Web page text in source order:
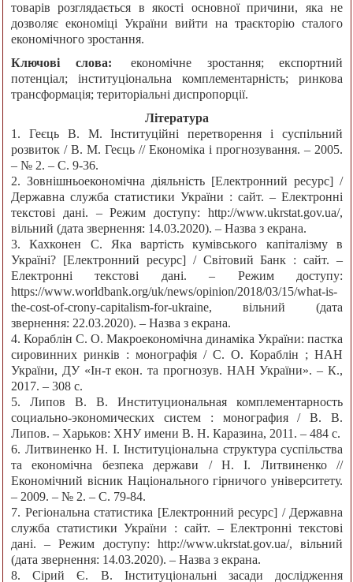
товарів розглядається в якості основної причини, яка не
дозволяє економіці України вийти на траєкторію сталого
економічного зростання.
Ключові слова:
економічне зростання; експортний
потенціал; інституціональна комплементарність; ринкова
трансформація; територіальні диспропорції.
Література
1. Геєць В. М. Інституційні перетворення і суспільний
розвиток / В. М. Геєць // Економіка і прогнозування. – 2005.
– № 2. – С. 9-36.
2. Зовнішньоекономічна діяльність [Електронний ресурс] /
Державна служба статистики України : сайт. – Електронні
текстові дані. – Режим доступу: http://www.ukrstat.gov.ua/,
вільний (дата звернення: 14.03.2020). – Назва з екрана.
3. Кахконен С. Яка вартість кумівського капіталізму в
Україні? [Електронний ресурс] / Світовий Банк : сайт. –
Електронні текстові дані. – Режим доступу:
https://www.worldbank.org/uk/news/opinion/2018/03/15/what-is-
the-cost-of-crony-capitalism-for-ukraine, вільний (дата
звернення: 22.03.2020). – Назва з екрана.
4. Кораблін С. О. Макроекономічна динаміка України: пастка
сировинних ринків : монографія / С. О. Кораблін ; НАН
України, ДУ «Ін-т екон. та прогнозув. НАН України». – К.,
2017. – 308 с.
5. Липов В. В. Институциональная комплементарность
социально-экономических систем : монография / В. В.
Липов. – Харьков: ХНУ имени В. Н. Каразина, 2011. – 484 с.
6. Литвиненко Н. І. Інституціональна структура суспільства
та економічна безпека держави / Н. І. Литвиненко //
Економічний вісник Національного гірничого університету.
– 2009. – № 2. – С. 79-84.
7. Регіональна статистика [Електронний ресурс] / Державна
служба статистики України : сайт. – Електронні текстові
дані. – Режим доступу: http://www.ukrstat.gov.ua/, вільний
(дата звернення: 14.03.2020). – Назва з екрана.
8. Сірий Є. В. Інституціональні засади дослідження